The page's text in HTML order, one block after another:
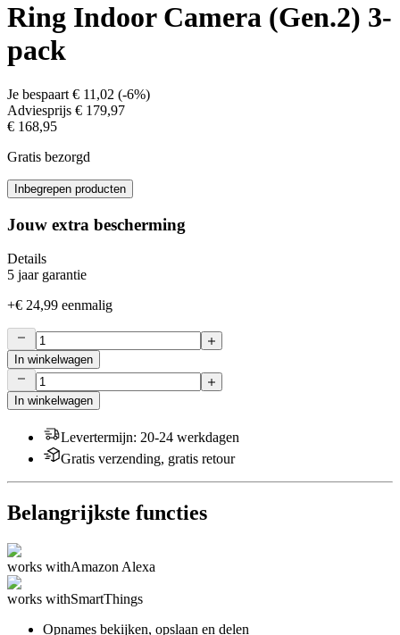
Ring Indoor Camera (Gen.2) 3-
pack
Je bespaart € 11,02 (-6%)
Adviesprijs € 179,97
€ 168,95
Gratis bezorgd
Inbegrepen producten
Jouw extra bescherming
Details
5 jaar garantie
+€ 24,99 eenmalig
In winkelwagen
In winkelwagen
Levertermijn: 20-24 werkdagen
Gratis verzending, gratis retour
Belangrijkste functies
works withAmazon Alexa
works withSmartThings
Opnames bekijken, opslaan en delen